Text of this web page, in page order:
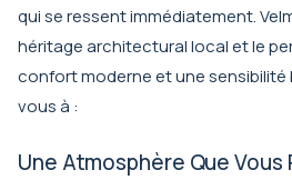
qui se ressent immédiatement.
héritage architectural local et le
confort moderne et une
vous à :
Une Atmosphère Que